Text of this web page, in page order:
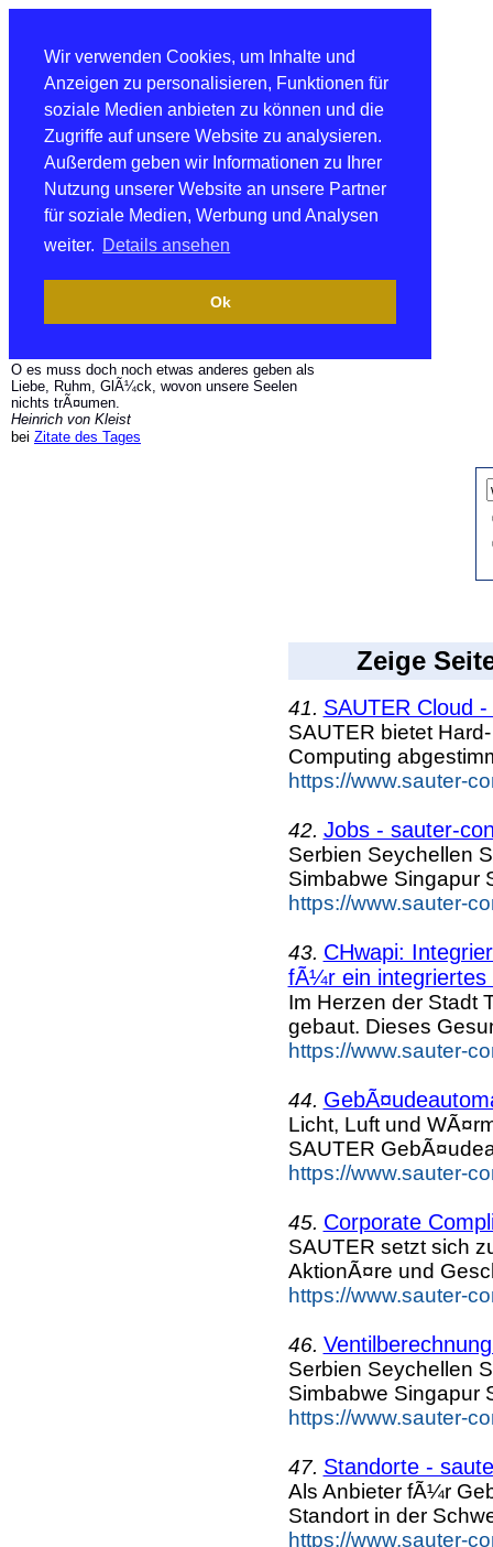
Wir verwenden Cookies, um Inhalte und
Anzeigen zu personalisieren, Funktionen für
soziale Medien anbieten zu können und die
Zugriffe auf unsere Website zu analysieren.
Außerdem geben wir Informationen zu Ihrer
Nutzung unserer Website an unsere Partner
für soziale Medien, Werbung und Analysen
weiter. Details ansehen
Ok
O es muss doch noch etwas anderes geben als
Liebe, Ruhm, GlÃ¼ck, wovon unsere Seelen
nichts trÃ¤umen.
Heinrich von Kleist
bei Zitate des Tages
Zeige
41. SAUTER Cloud
SAUTER bietet
Computing
https://www.sauter-
42. Jobs - sauter-
Serbien Seychellen
Simbabwe Singapur
https://www.sauter-
43. CHwapi:
fÃ¼r ein integriertes
Im Herzen der Stadt
gebaut. Dieses
https://www.sauter-
44.
Licht, Luft und
SAUTER
https://www.sauter-
45. Corporate
SAUTER setzt sich
AktionÃ¤re und
https://www.sauter-
46.
Serbien Seychellen
Simbabwe Singapur
https://www.sauter-
47. Standorte -
Als Anbieter fÃ¼r
Standort in der
https://www.sauter-